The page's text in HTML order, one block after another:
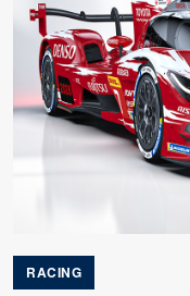
RACING